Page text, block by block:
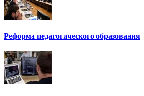
Реформа педагогического образования